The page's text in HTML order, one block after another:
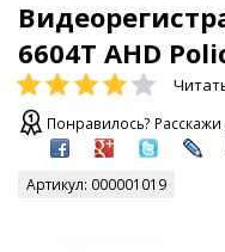
6604T AHD
Понравилось?
Артикул: 000001019